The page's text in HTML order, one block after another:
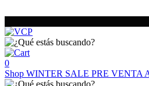
0
Shop WINTER SALE PRE VENTA